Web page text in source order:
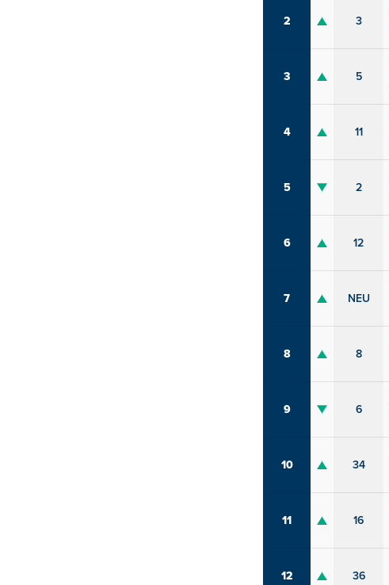
2 3
3 5
4 11
5 2
6 12
7 NEU
8 8
9 6
10 34
11 16
12 36